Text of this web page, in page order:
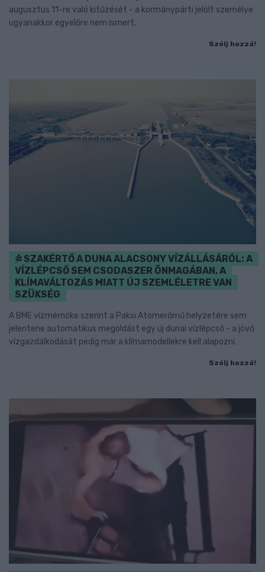
augusztus 11-re való kitűzését - a kormánypárti jelölt személye
ugyanakkor egyelőre nem ismert.
Szólj hozzá!
SZAKÉRTŐ A DUNA ALACSONY VÍZÁLLÁSÁRÓL: A
VÍZLÉPCSŐ SEM CSODASZER ÖNMAGÁBAN, A
KLÍMAVÁLTOZÁS MIATT ÚJ SZEMLÉLETRE VAN
SZÜKSÉG
A BME vízmérnöke szerint a Paksi Atomerőmű helyzetére sem
jelentene automatikus megoldást egy új dunai vízlépcső - a jövő
vízgazdálkodását pedig már a klímamodellekre kell alapozni.
Szólj hozzá!